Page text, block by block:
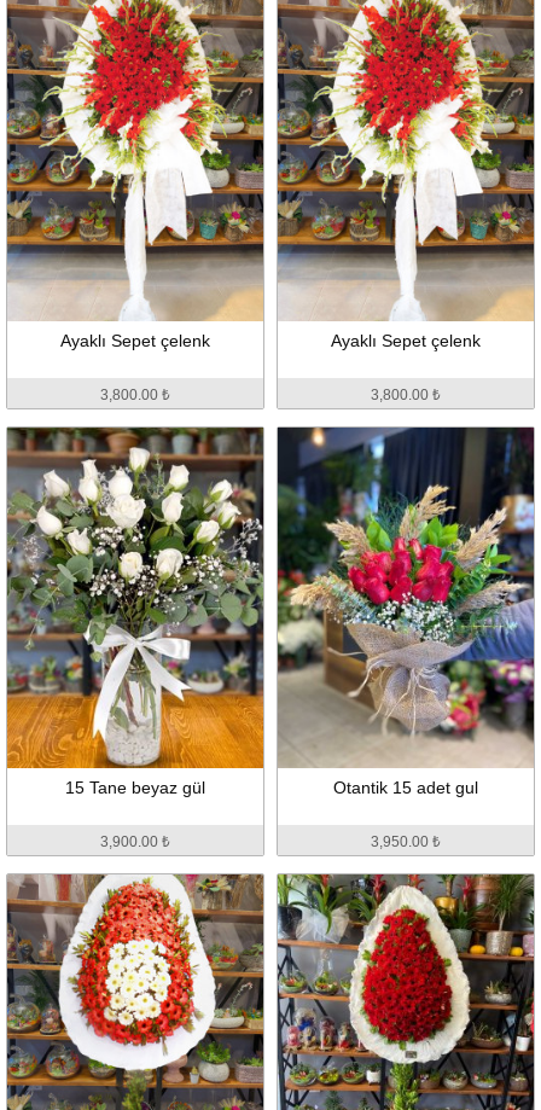
Ayaklı Sepet çelenk
3,800.00 ₺
Ayaklı Sepet çelenk
3,800.00 ₺
15 Tane beyaz gül
3,900.00 ₺
Otantik 15 adet gul
3,950.00 ₺